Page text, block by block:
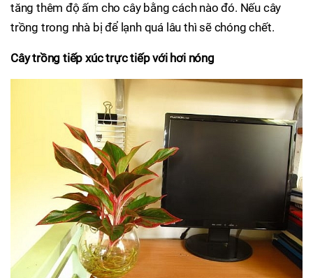
tăng thêm độ ấm cho cây bằng cách nào đó. Nếu cây
trồng trong nhà bị để lạnh quá lâu thì sẽ chóng chết.
Cây trồng tiếp xúc trực tiếp với hơi nóng